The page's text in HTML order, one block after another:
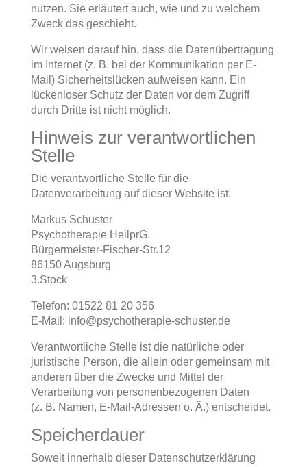
nutzen. Sie erläutert auch, wie und zu welchem
Zweck das geschieht.
Wir weisen darauf hin, dass die Datenübertragung
im Internet (z. B. bei der Kommunikation per E-
Mail) Sicherheitslücken aufweisen kann. Ein
lückenloser Schutz der Daten vor dem Zugriff
durch Dritte ist nicht möglich.
Hinweis zur verantwortlichen
Stelle
Die verantwortliche Stelle für die
Datenverarbeitung auf dieser Website ist:
Markus Schuster
Psychotherapie HeilprG.
Bürgermeister-Fischer-Str.12
86150 Augsburg
3.Stock
Telefon: 01522 81 20 356
E-Mail: info@psychotherapie-schuster.de
Verantwortliche Stelle ist die natürliche oder
juristische Person, die allein oder gemeinsam mit
anderen über die Zwecke und Mittel der
Verarbeitung von personenbezogenen Daten
(z. B. Namen, E-Mail-Adressen o. Ä.) entscheidet.
Speicherdauer
Soweit innerhalb dieser Datenschutzerklärung